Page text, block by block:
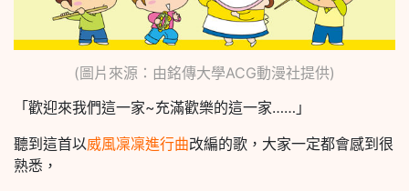
(圖片來源：由銘傳大學ACG動漫社提供)
「歡迎來我們這一家~充滿歡樂的這一家……」
聽到這首以威風凜凜進行曲改編的歌，大家一定都會感到很
熟悉，